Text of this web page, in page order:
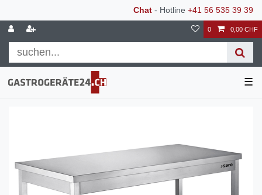
Chat - Hotline +41 56 535 39 39
0 0,00 CHF
☰